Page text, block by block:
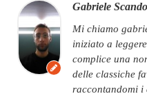
Gabriele
mi chiamo gabriele e sono un lettore. ho
iniziato a
complice una
delle classiche
raccontandomi